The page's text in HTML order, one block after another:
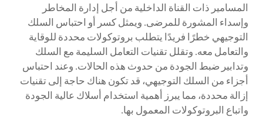
المسامير ذات القناة الداخلية من أجل إدارة المخاطر
وإسداء المشورة للمرضى. ويمثل كسر أو احتباس السلك
التوجيهي خطرًا فريدًا يتطلب بروتوكولات محددة للوقاية
والتعامل معه. وتقلل تقنيات التعامل السليمة مع السلك
وتدابير ضبط الجودة من حدوث هذه الحالات. وعند احتباس
أجزاء من السلك التوجيهي، قد تكون هناك حاجة إلى تقنيات
إزالة محددة، مما يبرز أهمية استخدام أسلاك عالية الجودة
واتباع البروتوكولات المعمول بها.